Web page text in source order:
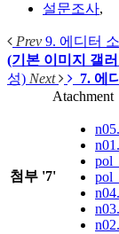
설문조사,
Prev 9. 에디터
(기본 이미지 갤
성) Next 7. 에
Atachment
첨부 '7'